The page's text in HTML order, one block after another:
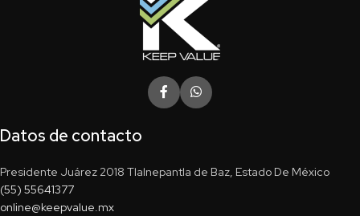
Datos de contacto
Presidente Juárez 2018 Tlalnepantla de Baz, Estado De México
(55) 55641377
online@keepvalue.mx